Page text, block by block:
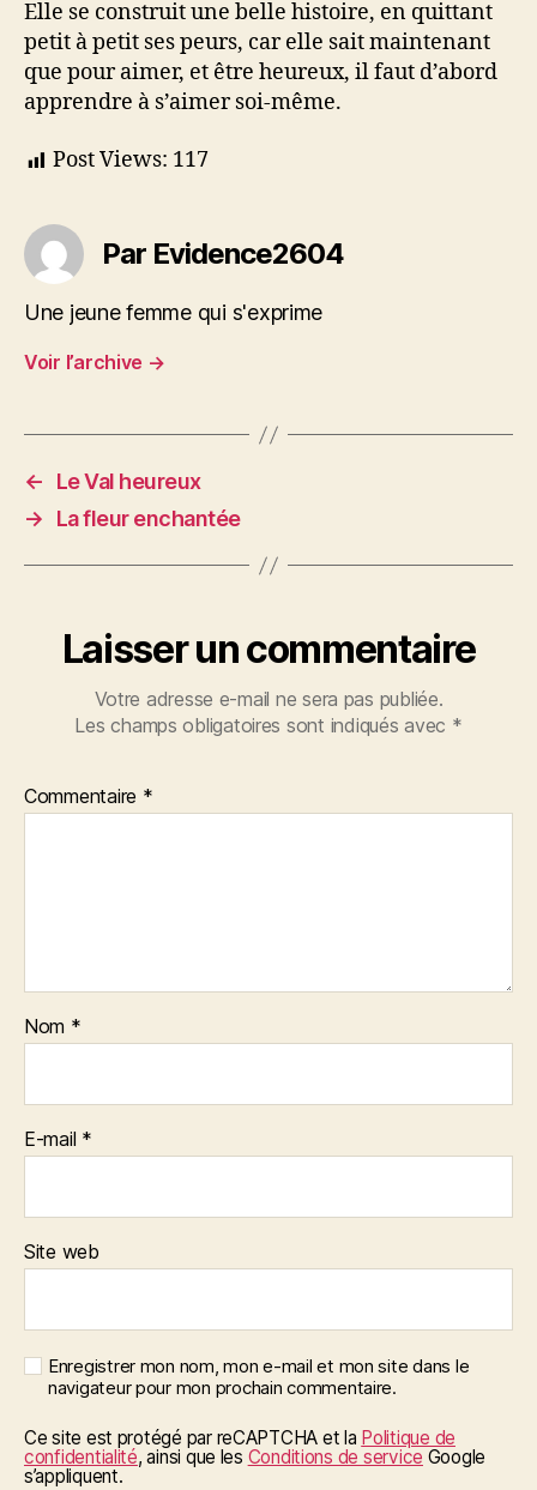
Elle se construit une belle histoire, en quittant
petit à petit ses peurs, car elle sait maintenant
que pour aimer, et être heureux, il faut d’abord
apprendre à s’aimer soi-même.
Post Views: 117
Par Evidence2604
Une jeune femme qui s'exprime
Voir l’archive →
←
Le Val heureux
→
La fleur enchantée
Laisser un commentaire
Votre adresse e-mail ne sera pas publiée.
Les champs obligatoires sont indiqués avec *
Commentaire *
Nom *
E-mail *
Site web
Enregistrer mon nom, mon e-mail et mon site dans le
navigateur pour mon prochain commentaire.
Ce site est protégé par reCAPTCHA et la Politique de
confidentialité, ainsi que les Conditions de service Google
s’appliquent.